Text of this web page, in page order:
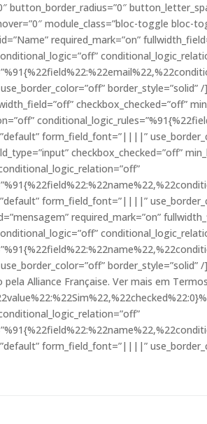
button_border_radius=”0″
module_class=”bloc-toggle bloc-
required_mark=”on”
border_style=”solid” /
checkbox_checked=”off”
form_field_font=”||||”
checkbox_checked=”off”
form_field_font=”||||”
required_mark=”on”
border_style=”solid”
Alliance Française. Ver mais em
form_field_font=”||||”